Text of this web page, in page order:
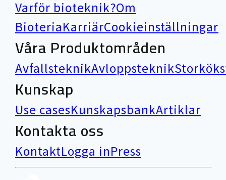
Varför bioteknik?Om
BioteriaKarriärCookieinställningar
Våra Produktområden
AvfallsteknikAvloppsteknik
Kunskap
Use casesKunskapsbankArtiklar
Kontakta oss
KontaktLogga inPress